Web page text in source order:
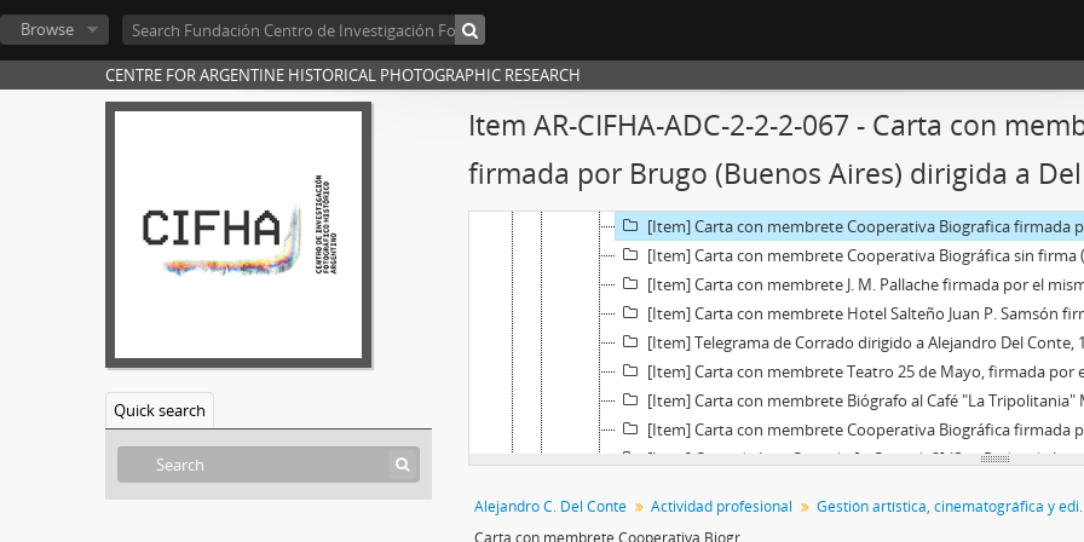
Browse
CENTRE FOR ARGENTINE HISTORICAL PHOTOGRAPHIC RESEARCH
Quick search
Item AR-CIFHA-ADC-2-2-2-067 - Carta con
firmada por Brugo (Buenos Aires) dirigida a
[Item] Carta membretada Cooperativa Biográfica (Buenos
[Item] Carta con membrete Hotel Salteño Juan P. Samsón firmada
[Item] Carta con membrete Ledesma Sugar State and refining company con
[Item] Carta firma ilegible [Corrado?] dirigida a Alejandro del
[Item] Carta con membrete de Ingenio La Esperanza dirigida a Del
[Item] Carta con membrete Cooperativa Biografica firmada por
[Item] Carta con membrete Cooperativa Biográfica sin firma
[Item] Carta con membrete J. M. Pallache firmada por el mismo Pallache (Buenos
[Item] Carta con membrete Hotel Salteño Juan P. Samsón firmada por J. P.
[Item] Telegrama de Corrado dirigido a Alejandro Del Conte,
[Item] Carta con membrete Teatro 25 de Mayo, firmada por el administrdor
[Item] Carta con membrete Biógrafo al Café "La Tripolitania" Miguel Pirro, firmada por Miguel
[Item] Carta con membrete Cooperativa Biográfica firmada por
[Item] Carta de Luis Corrado [o Cassado?] (San Pedro de
[Item] Carta con membrete Cooperativa Biográfica firmada por
Alejandro C. Del Conte Actividad profesional Gestión artística,
Carta con membrete Cooperativa Biografica firmada por Brugo (Buenos Aires) dirigida a Del Conte (Tucuman)